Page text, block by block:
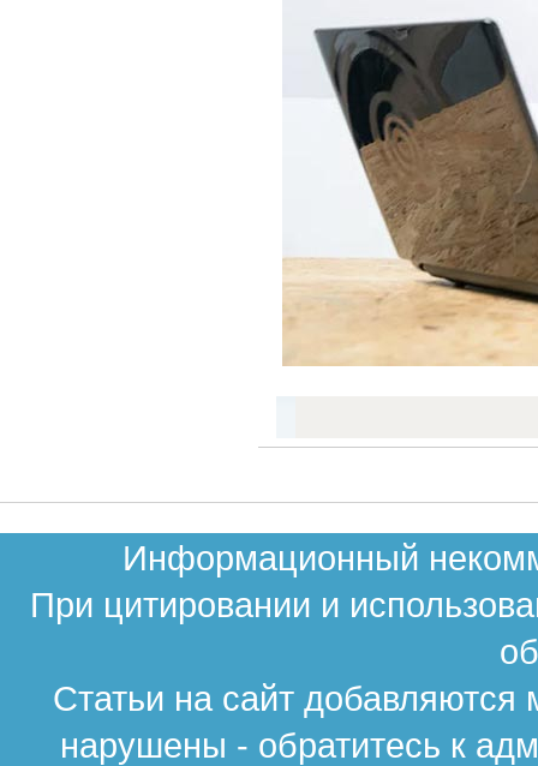
Информационный
При цитировании и
Статьи на сайт
нарушены - обратитесь к